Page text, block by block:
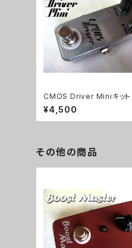
CMOS Driver Miniキット
C KIT】
¥4,500
その他の商品